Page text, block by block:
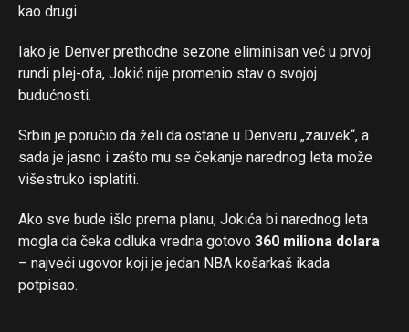
kao drugi.
Iako je Denver prethodne sezone eliminisan već u prvoj
rundi plej-ofa, Jokić nije promenio stav o svojoj
budućnosti.
Srbin je poručio da želi da ostane u Denveru „zauvek“, a
sada je jasno i zašto mu se čekanje narednog leta može
višestruko isplatiti.
Ako sve bude išlo prema planu, Jokića bi narednog leta
mogla da čeka odluka vredna gotovo 360 miliona dolara
– najveći ugovor koji je jedan NBA košarkaš ikada
potpisao.